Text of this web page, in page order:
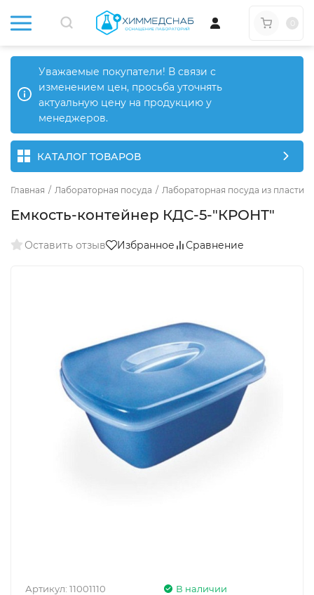
Уважаемые покупатели! В связи с
изменением цен, просьба уточнять
актуальную цену на продукцию у
менеджеров.
КАТАЛОГ ТОВАРОВ
Главная / Лабораторная посуда / Лабораторная посуда из пластика
Емкость-контейнер КДС-5-"КРОНТ"
Оставить отзыв Избранное Сравнение
В наличии
Артикул: 11001110